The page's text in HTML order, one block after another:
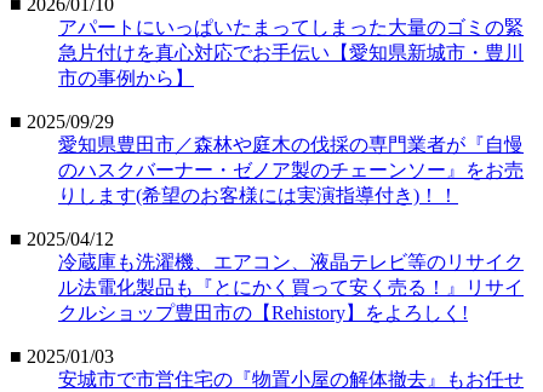
■ 2026/01/10
アパートにいっぱいたまってしまった大量のゴミの緊
急片付けを真心対応でお手伝い【愛知県新城市・豊川
市の事例から】
■ 2025/09/29
愛知県豊田市／森林や庭木の伐採の専門業者が『自慢
のハスクバーナー・ゼノア製のチェーンソー』をお売
りします(希望のお客様には実演指導付き)！！
■ 2025/04/12
冷蔵庫も洗濯機、エアコン、液晶テレビ等のリサイク
ル法電化製品も『とにかく買って安く売る！』リサイ
クルショップ豊田市の【Rehistory】をよろしく!
■ 2025/01/03
安城市で市営住宅の『物置小屋の解体撤去』もお任せ